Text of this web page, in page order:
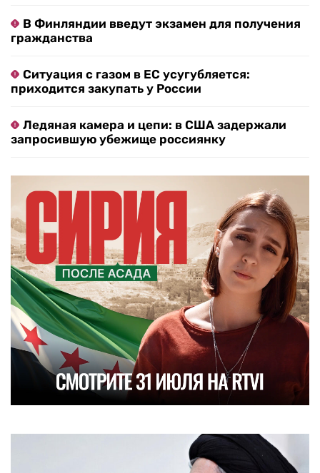
В Финляндии введут экзамен для получения
гражданства
Ситуация с газом в ЕС усугубляется:
приходится закупать у России
Ледяная камера и цепи: в США задержали
запросившую убежище россиянку